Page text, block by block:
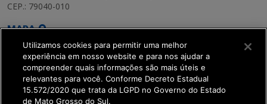
CEP.: 79040-010
MAPA
SETDIG | Secretaria-
Utilizamos cookies para permitir uma melhor
experiência em nosso website e para nos ajudar a
compreender quais informações são mais úteis e
relevantes para você. Conforme Decreto Estadual
15.572/2020 que trata da LGPD no Governo do Estado
de Mato Grosso do Sul.